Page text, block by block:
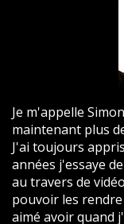
Je m'appelle
maintenant plus
J'ai toujours
années j'essaye de
au travers de
pouvoir les rendre
aimé avoir quand